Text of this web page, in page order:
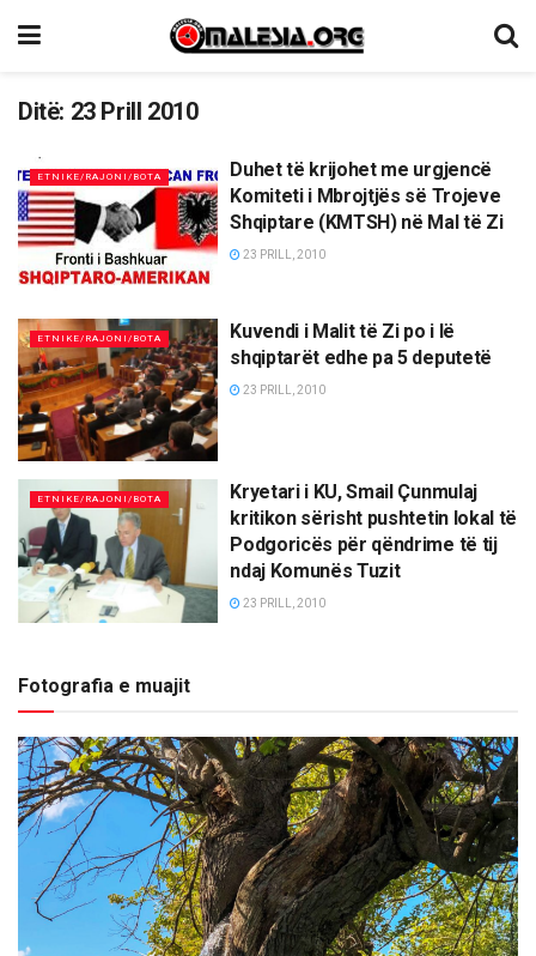
Ditë: 23 Prill 2010
ETNIKE/RAJONI/BOTA
Duhet të krijohet me urgjencë
Komiteti i Mbrojtjës së Trojeve
Shqiptare (KMTSH) në Mal të Zi
23 PRILL, 2010
ETNIKE/RAJONI/BOTA
Kuvendi i Malit të Zi po i lë
shqiptarët edhe pa 5 deputetë
23 PRILL, 2010
ETNIKE/RAJONI/BOTA
Kryetari i KU, Smail Çunmulaj
kritikon sërisht pushtetin lokal të
Podgoricës për qëndrime të tij
ndaj Komunës Tuzit
23 PRILL, 2010
Fotografia e muajit